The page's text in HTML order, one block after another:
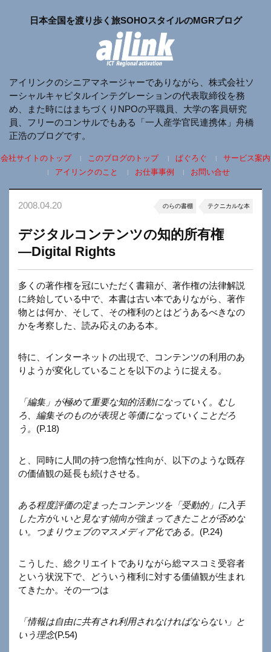
日本全国を渡り歩く旅SOHOスタイルのMGRブログ
アイリンクのシニアマネージャーでありながら、株式会社ソ
ーシャルキャピタルインテグレーションの代表取締役を務
め、また時にはまちづくりNPOの平職員、大学の客員研究
員、フリーのコンサルでもある「一人産学官民連携体」舟橋
正浩のブログです。
会社サイトのトップ このブログのトップ ぱぐろぐ
サービス案内
アイリンクのこと
お仕事事例 お問い合せ
2008.04.20 のらの書棚 テクニカルな本
デジタルコンテンツの知的所有権
―Digital Rights
多くの著作権を冠にいただく書籍が、著作権の法律解説
に終始している中で、本書は古い本でありながら、著作
物とは何か、そして、その権利のとはどうあるべきなの
かを考察した、読み応えのある本。
特に、インターネットの出現で、コンテンツの利用のあ
りようが変化していることを以下のように捉える。
「編集」が極めて重要な知的活動になっていく。むし
ろ、編集そのものが表現と等価になっていくことだろ
う。 (P.18)
と、同時に人間の持つ怠惰な性向が、以下のような既存
の価値観の延長も続けさせる。
ある程度評価の定まったコンテンツを「受動的」に入手
した方がいいと見なす傾向が強まってきたことが否めな
い。つまりウェブのマスメディア化である。 (P.24)
こうした、総クリエイトでありながら総マスコミ受容者
という状況下で、どういう権利に対する価値観が生まれ
てきたか。その一つは
「情報は自由に共有され利用されなければならない」と
いう理念(P.54)